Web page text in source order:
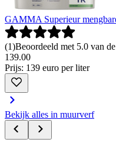
GAMMA Superieur
(1)Beoordeeld met 5.0 van
139.00
Prijs: 139 euro per liter
Bekijk alles in muurverf